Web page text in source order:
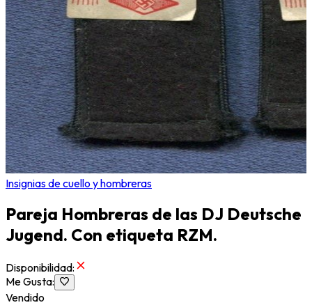
Insignias de cuello y hombreras
Pareja Hombreras de las DJ Deutsche
Jugend. Con etiqueta RZM.
Disponibilidad:
Me Gusta:
Vendido